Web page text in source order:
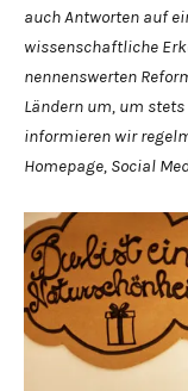
auch Antworten auf
wissenschaftliche
nennenswerten
Ländern um, um
informieren wir
Homepage, Social